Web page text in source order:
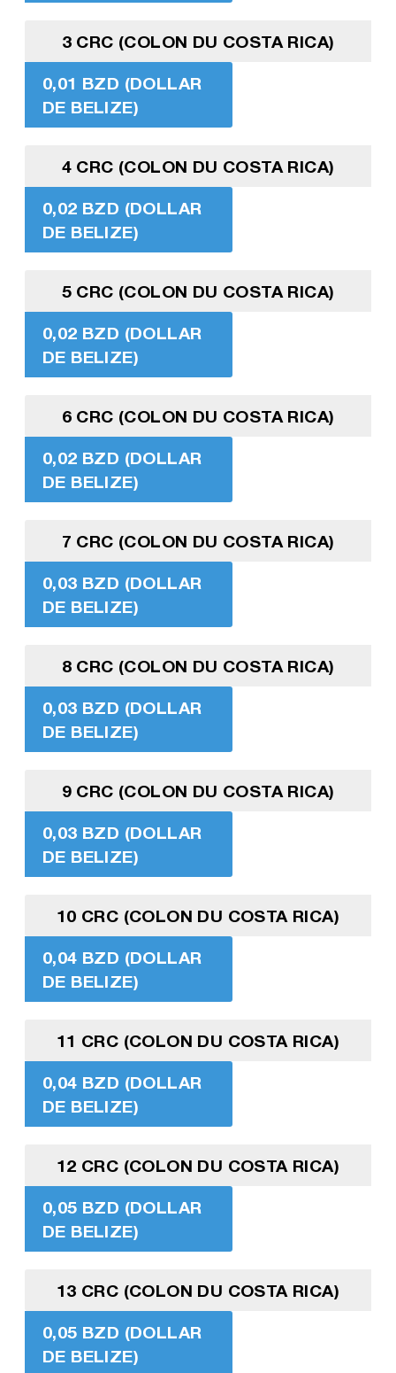
3 CRC (COLON DU COSTA RICA)
0,01 BZD (DOLLAR
DE BELIZE)
4 CRC (COLON DU COSTA RICA)
0,02 BZD (DOLLAR
DE BELIZE)
5 CRC (COLON DU COSTA RICA)
0,02 BZD (DOLLAR
DE BELIZE)
6 CRC (COLON DU COSTA RICA)
0,02 BZD (DOLLAR
DE BELIZE)
7 CRC (COLON DU COSTA RICA)
0,03 BZD (DOLLAR
DE BELIZE)
8 CRC (COLON DU COSTA RICA)
0,03 BZD (DOLLAR
DE BELIZE)
9 CRC (COLON DU COSTA RICA)
0,03 BZD (DOLLAR
DE BELIZE)
10 CRC (COLON DU COSTA RICA)
0,04 BZD (DOLLAR
DE BELIZE)
11 CRC (COLON DU COSTA RICA)
0,04 BZD (DOLLAR
DE BELIZE)
12 CRC (COLON DU COSTA RICA)
0,05 BZD (DOLLAR
DE BELIZE)
13 CRC (COLON DU COSTA RICA)
0,05 BZD (DOLLAR
DE BELIZE)